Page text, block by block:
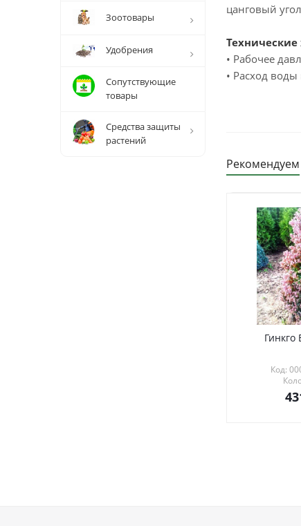
цанговый
Технические
• Рабочее
• Расход
Рекомендуем
Гинкго
Код:
Зоотовары
Удобрения
Сопутствующие
товары
Средства защиты
растений